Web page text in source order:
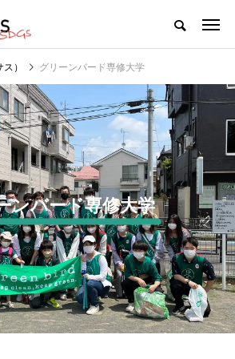
） グリーンバード専修大学
ンバード専修大学